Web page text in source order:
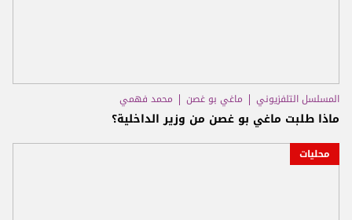
المسلسل التلفزيوني ماغي بو غصن محمد فهمي
ماذا طلبت ماغي بو غصن من وزير الداخلية؟
محليات